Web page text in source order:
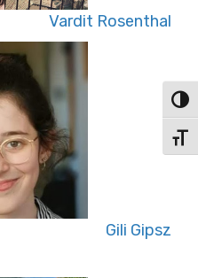
הפעל/כבה ניגודיות גבוהה
מתג גודל גופן
Vardit Rosenthal
Gili Gipsz